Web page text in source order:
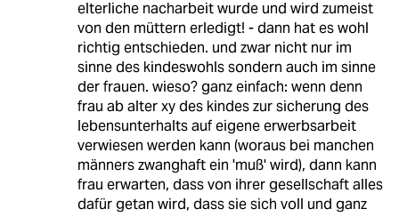
elterliche nacharbeit wurde und wird zumeist
von den müttern erledigt! - dann hat es wohl
richtig entschieden. und zwar nicht nur im
sinne des kindeswohls sondern auch im sinne
der frauen. wieso? ganz einfach: wenn denn
frau ab alter xy des kindes zur sicherung des
lebensunterhalts auf eigene erwerbsarbeit
verwiesen werden kann (woraus bei manchen
männers zwanghaft ein 'muß' wird), dann kann
frau erwarten, dass von ihrer gesellschaft alles
dafür getan wird, dass sie sich voll und ganz